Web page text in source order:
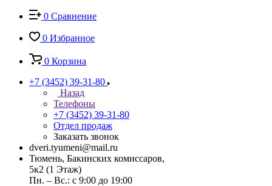
0 Сравнение
0 Избранное
0 Корзина
+7 (3452) 39-31-80
Назад
Телефоны
+7 (3452) 39-31-80
Отдел продаж
Заказать звонок
dveri.tyumeni@mail.ru
Тюмень, Бакинских комиссаров,
5к2 (1 Этаж)
Пн. – Вс.: с 9:00 до 19:00